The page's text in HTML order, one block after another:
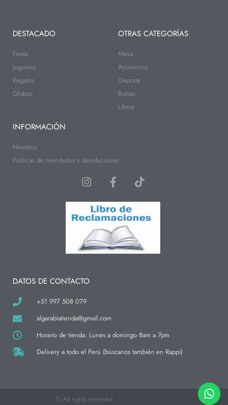
DESTACADO
Fiesta
Juguetes
Regalos
Globos
OTRAS CATEGORÍAS
Mesa
Accesorios
Deporte
Bolsas
Libros
INFORMACIÓN
Nosotros
Politicas de reembolso y devoluciones
I
s
t
a
g
r
a
F
a
c
e
b
o
o
k
T
i
k
t
o
DATOS DE CONTACTO
+51 997 508 079
algarabiatienda@gmail.com
Horario de tienda: Lunes a domingo 8am a 7pm
Delivery a todo el Perú (búscanos también en Rappi)
© All rights reserved